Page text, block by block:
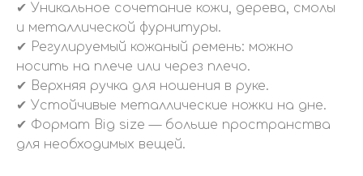
✔ Уникальное сочетание кожи, дерева, смолы
и металлической фурнитуры.
✔ Регулируемый кожаный ремень: можно
носить на плече или через плечо.
✔ Верхняя ручка для ношения в руке.
✔ Устойчивые металлические ножки на дне.
✔ Формат Big size — больше пространства
для необходимых вещей.